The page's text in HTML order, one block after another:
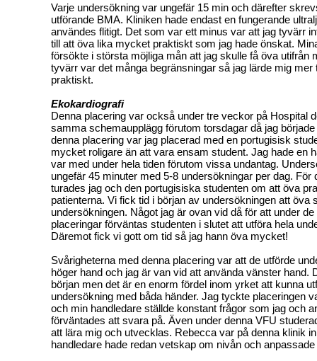
Varje undersökning var ungefär 15 min och därefter
utförande BMA. Kliniken hade endast en fungerande
användes flitigt. Det som var ett minus var att jag tyvärr
till att öva lika mycket praktiskt som jag hade önskat.
försökte i största möjliga mån att jag skulle få öva utifrån
tyvärr var det många begränsningar så jag lärde mig mer
praktiskt.
Ekokardiografi
Denna placering var också under tre veckor på Hospital
samma schemaupplägg förutom torsdagar då jag
denna placering var jag placerad med en portugisisk
mycket roligare än att vara ensam student. Jag hade en
var med under hela tiden förutom vissa undantag.
ungefär 45 minuter med 5-8 undersökningar per dag. För
turades jag och den portugisiska studenten om att öva
patienterna. Vi fick tid i början av undersökningen att öva
undersökningen. Något jag är ovan vid då för att under
placeringar förväntas studenten i slutet att utföra hela
Däremot fick vi gott om tid så jag hann öva mycket!
Svårigheterna med denna placering var att de utförde
höger hand och jag är van vid att använda vänster hand.
början men det är en enorm fördel inom yrket att kunna
undersökning med båda händer. Jag tyckte placeringen
och min handledare ställde konstant frågor som jag och
förväntades att svara på. Även under denna VFU
att lära mig och utvecklas. Rebecca var på denna klinik
handledare hade redan vetskap om nivån och